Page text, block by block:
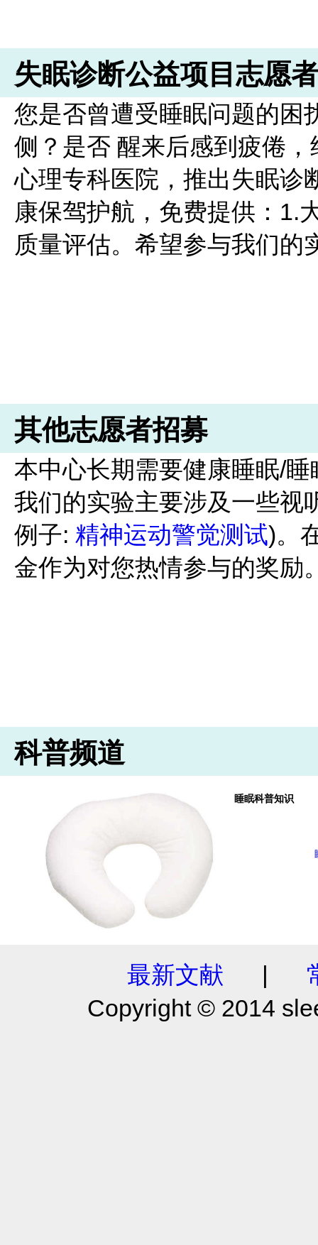
失眠诊断公益项目志愿
您是否曾遭受睡眠问题的困
侧？是否 醒来后感到疲倦
心理专科医院，推出失眠诊
康保驾护航，免费提供：1.
质量评估。希望参与我们的
其他志愿者招募
本中心长期需要健康睡眠/
我们的实验主要涉及一些视
例子: 精神运动警觉测试)。
金作为对您热情参与的奖励
科普频道
睡眠科普知识
最新文献 |
Copyright © 2014